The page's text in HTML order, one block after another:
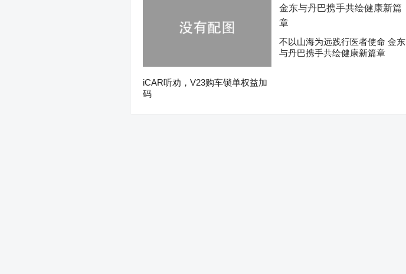
iCAR听劝，V23购车锁单权益加
码
不以山海为远践行医者使命 金东
与丹巴携手共绘健康新篇章